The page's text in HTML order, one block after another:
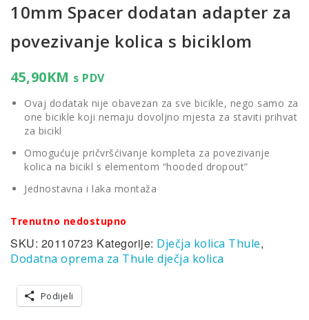
10mm Spacer dodatan adapter za
povezivanje kolica s biciklom
45,90KM s PDV
Ovaj dodatak nije obavezan za sve bicikle, nego samo za
one bicikle koji nemaju dovoljno mjesta za staviti prihvat
za bicikl
Omogućuje pričvršćivanje kompleta za povezivanje
kolica na bicikl s elementom “hooded dropout”
Jednostavna i laka montaža
Trenutno nedostupno
SKU: 20110723 Kategorije: Dječja kolica Thule,
Dodatna oprema za Thule dječja kolica
Podijeli